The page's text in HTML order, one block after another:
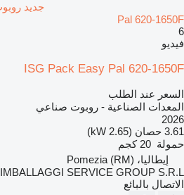
Pal 620-1650F
6
فيديو
ISG Pack Easy Pal 620-1650F
السعر عند الطلب
المعدات الصناعية - روبوت صناعي
2026
3.61 حصان (2.65 kW)
حمولة 20 كجم
إيطاليا، Pomezia (RM)
IMBALLAGGI SERVICE GROUP S.R.L.
الاتصال بالبائع